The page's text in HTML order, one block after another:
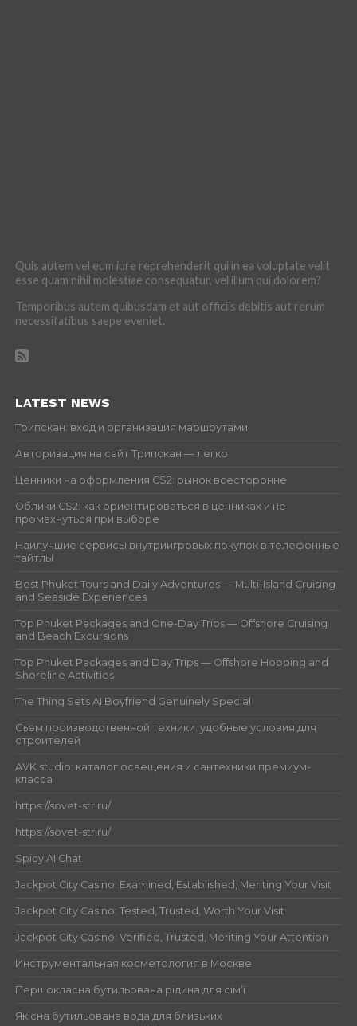
Quis autem vel eum iure reprehenderit qui in ea voluptate velit
esse quam nihil molestiae consequatur, vel illum qui dolorem?
Temporibus autem quibusdam et aut officiis debitis aut rerum
necessitatibus saepe eveniet.
LATEST NEWS
Трипскан: вход и организация маршрутами
Авторизация на сайт Трипскан — легко
Ценники на оформления CS2: рынок всесторонне
Облики CS2: как ориентироваться в ценниках и не
промахнуться при выборе
Наилучшие сервисы внутриигровых покупок в телефонные
тайтлы
Best Phuket Tours and Daily Adventures — Multi-Island Cruising
and Seaside Experiences
Top Phuket Packages and One-Day Trips — Offshore Cruising
and Beach Excursions
Top Phuket Packages and Day Trips — Offshore Hopping and
Shoreline Activities
The Thing Sets AI Boyfriend Genuinely Special
Съём производственной техники: удобные условия для
строителей
AVK studio: каталог освещения и сантехники премиум-
класса
https://sovet-str.ru/
https://sovet-str.ru/
Spicy AI Chat
Jackpot City Casino: Examined, Established, Meriting Your Visit
Jackpot City Casino: Tested, Trusted, Worth Your Visit
Jackpot City Casino: Verified, Trusted, Meriting Your Attention
Инструментальная косметология в Москве
Першокласна бутильована рідина для сім’ї
Якісна бутильована вода для близьких